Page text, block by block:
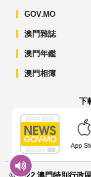
GOV.MO
澳門雜誌
澳門年鑑
澳門相簿
下